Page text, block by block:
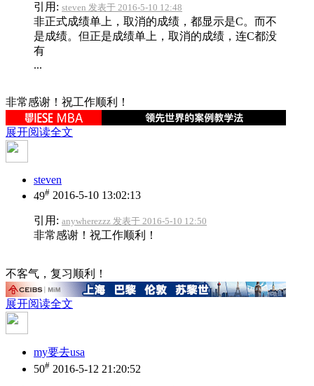
引用: steven 发表于 2016-5-10 12:48
非正式成绩单上，取消的成绩，都显示是C。而不
是成绩。但正是成绩单上，取消的成绩，连C都没
有
...
非常感谢！祝工作顺利！
展开阅读全文
steven
49# 2016-5-10 13:02:13
引用: anywherezzz 发表于 2016-5-10 12:50
非常感谢！祝工作顺利！
不客气，复习顺利！
展开阅读全文
my要去usa
50# 2016-5-12 21:20:52